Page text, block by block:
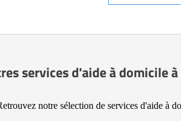
services d'aide à domicile
notre sélection de services d'aide à